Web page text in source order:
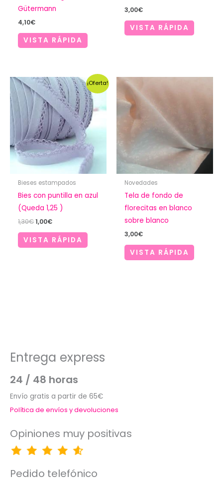
Gütermann
4,10€
VISTA RÁPIDA
3,00€
VISTA RÁPIDA
¡Oferta!
Bieses estampados
Bies con puntilla en azul
(Queda 1,25 )
1,30€El
original
era:
1,00€El
actual
es:
VISTA RÁPIDA
Novedades
Tela de fondo de
florecitas en blanco
sobre blanco
3,00€
VISTA RÁPIDA
Entrega express
24 / 48 horas
Envío gratis a partir de 65€
Política de envíos y devoluciones
Opiniones muy positivas
Pedido telefónico